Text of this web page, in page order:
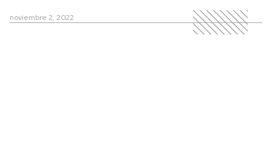
noviembre 2, 2022